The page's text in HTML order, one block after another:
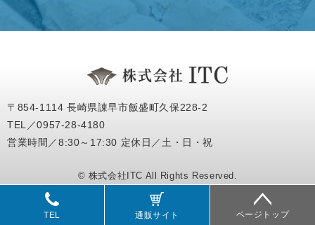
TEL 通販サイト ページトップ
〒854-1114 長崎県諌早市飯盛町久保228-2
TEL／0957-28-4180
営業時間／8:30～17:30 定休日／土・日・祝
© 株式会社ITC All Rights Reserved.